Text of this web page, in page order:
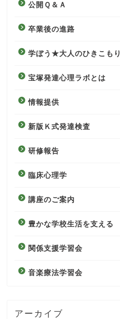
公開Ｑ＆Ａ
卒業後の進路
学ぼう★大人のひきこもり
宝塚発達心理ラボとは
情報提供
新版Ｋ式発達検査
研修報告
臨床心理学
講座のご案内
豊かな学校生活を支える
関係支援学習会
音楽療法学習会
アーカイブ